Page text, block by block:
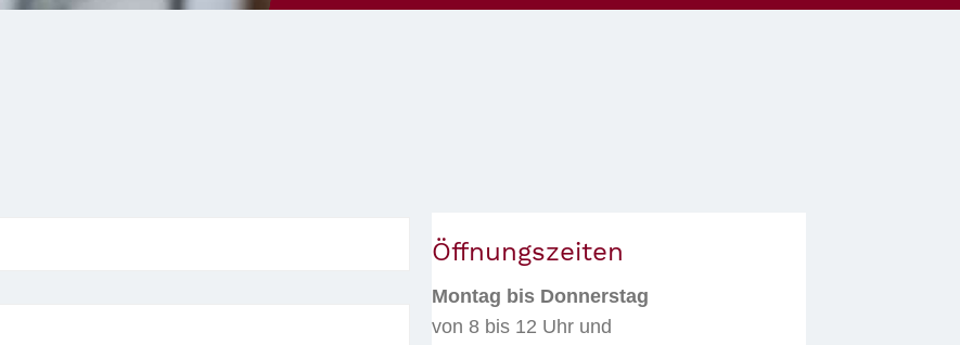
Öffnungszeiten
Montag bis Donnerstag
von 8 bis 12 Uhr und